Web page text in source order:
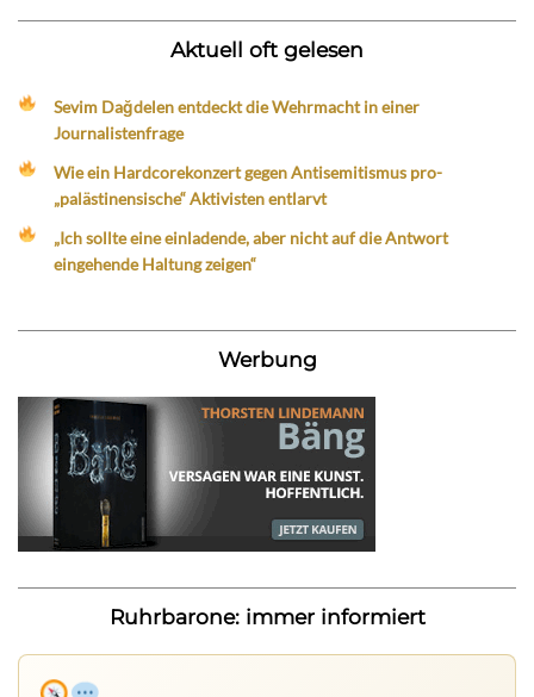
Aktuell oft gelesen
Sevim Dağdelen entdeckt die Wehrmacht in einer
Journalistenfrage
Wie ein Hardcorekonzert gegen Antisemitismus pro-
„palästinensische“ Aktivisten entlarvt
„Ich sollte eine einladende, aber nicht auf die Antwort
eingehende Haltung zeigen“
Werbung
Ruhrbarone: immer informiert